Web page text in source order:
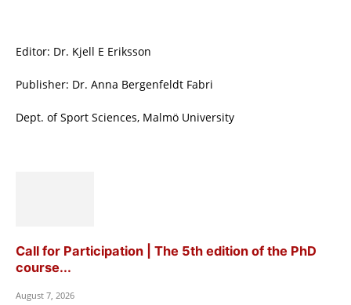
Editor: Dr. Kjell E Eriksson
Publisher: Dr. Anna Bergenfeldt Fabri
Dept. of Sport Sciences, Malmö University
Call for Participation | The 5th edition of the PhD
course...
August 7, 2026